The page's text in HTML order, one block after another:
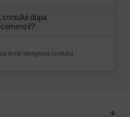
dupa
doriti stergerea contului.